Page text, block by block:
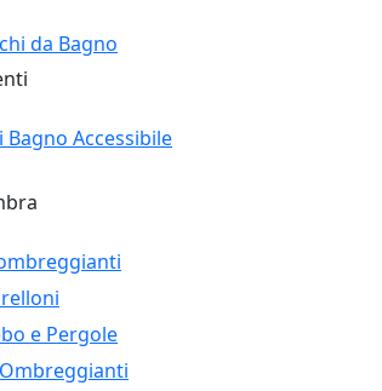
da Bagno
Bagno Accessibile
e Pergole